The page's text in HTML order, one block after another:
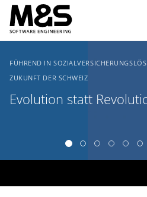
Zum Hauptinhalt springen
SOZIALVERSICHERUNGSLÖSUNGEN –
SCHWEIZ
statt Revolution